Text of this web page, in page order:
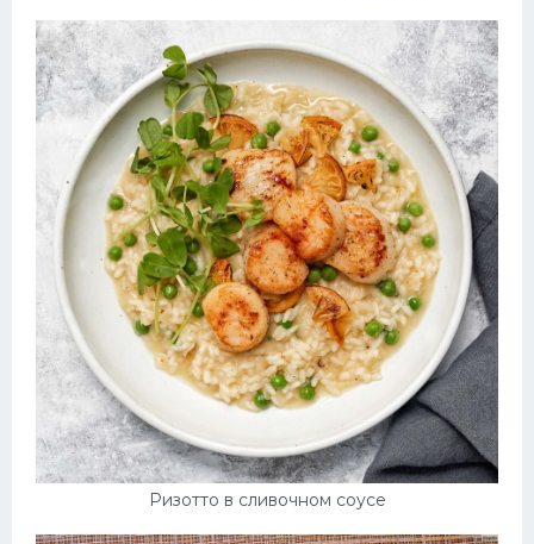
Ризотто в сливочном соусе